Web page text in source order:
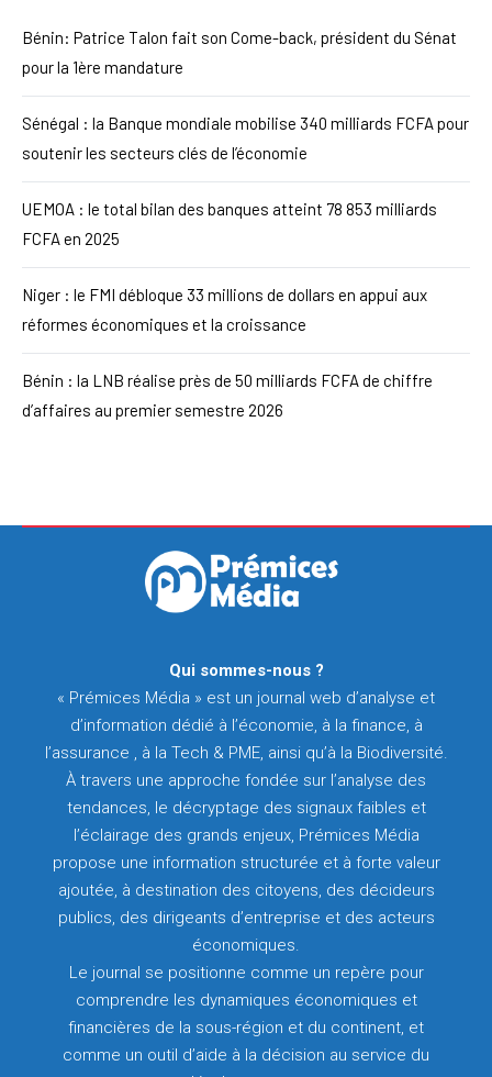
Bénin: Patrice Talon fait son Come-back, président du Sénat
pour la 1ère mandature
Sénégal : la Banque mondiale mobilise 340 milliards FCFA pour
soutenir les secteurs clés de l’économie
UEMOA : le total bilan des banques atteint 78 853 milliards
FCFA en 2025
Niger : le FMI débloque 33 millions de dollars en appui aux
réformes économiques et la croissance
Bénin : la LNB réalise près de 50 milliards FCFA de chiffre
d’affaires au premier semestre 2026
Qui sommes-nous ?
« Prémices Média » est un journal web d’analyse et
d’information dédié à l’économie, à la finance, à
l’assurance , à la Tech & PME, ainsi qu’à la Biodiversité.
À travers une approche fondée sur l’analyse des
tendances, le décryptage des signaux faibles et
l’éclairage des grands enjeux, Prémices Média
propose une information structurée et à forte valeur
ajoutée, à destination des citoyens, des décideurs
publics, des dirigeants d’entreprise et des acteurs
économiques.
Le journal se positionne comme un repère pour
comprendre les dynamiques économiques et
financières de la sous-région et du continent, et
comme un outil d’aide à la décision au service du